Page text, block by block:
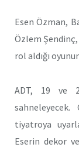
Esen Özman,
Özlem
rol aldığı
ADT, 19 ve
sahneleyecek.
tiyatroya
Eserin dekor